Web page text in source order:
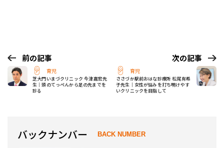
前の記事
育児
芝大門いまづクリニック 今津嘉宏先
生｜頭のてっぺんから足の先までを
診る
次の記事
育児
ささづか駅前おはな診療所 松尾有希
子先生｜女性が悩みを打ち明けやす
いクリニックを目指して
バックナンバー BACK NUMBER